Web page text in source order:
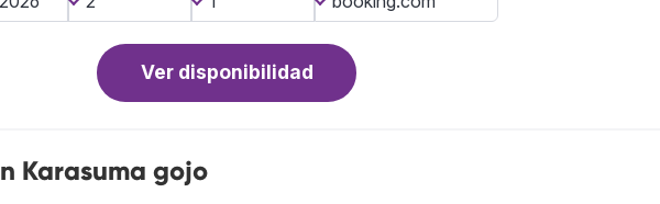
Ver disponibilidad
Karasuma gojo